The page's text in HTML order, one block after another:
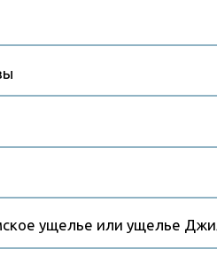
ущелье или ущелье Джилы-Су